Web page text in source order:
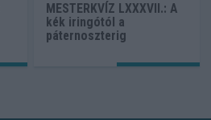
MESTERKVÍZ LXXXVII.: A
kék iringótól a
páternoszterig